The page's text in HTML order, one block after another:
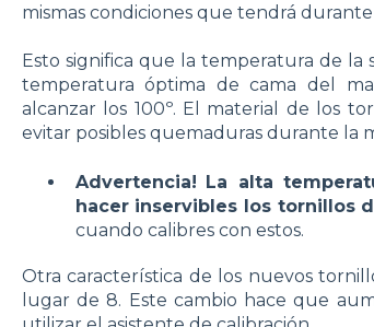
mismas condiciones que tendrá
Esto significa que la temperatura de
temperatura óptima de cama del
alcanzar los 100º. El material de los
evitar posibles quemaduras durante la
Advertencia! La alta
hacer inservibles los tornillos
cuando calibres con estos.
Otra característica de los nuevos
lugar de 8. Este cambio hace que